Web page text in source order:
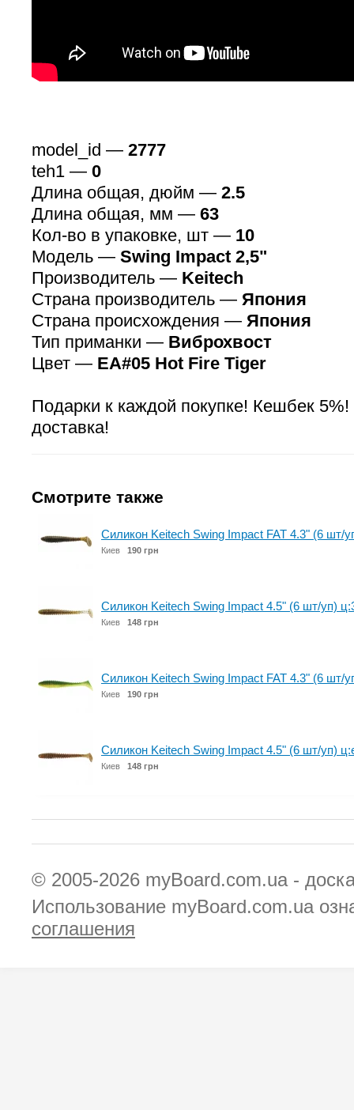
model_id — 2777
teh1 — 0
Длина общая, дюйм — 2.5
Длина общая, мм — 63
Кол-во в упаковке, шт — 10
Модель — Swing Impact 2,5"
Производитель — Keitech
Страна производитель — Япония
Страна происхождения — Япония
Тип приманки — Виброхвост
Цвет — EA#05 Hot Fire Tiger
Подарки к каждой покупке! Кешбек
доставка!
Смотрите также
Силикон Keitech Swing Impact FAT 4.3" (6 шт/
Киев 190 грн
Силикон Keitech Swing Impact 4.5" (6 шт/уп)
Киев 148 грн
Силикон Keitech Swing Impact FAT 4.3" (6 шт/
Киев 190 грн
Силикон Keitech Swing Impact 4.5" (6 шт/уп)
Киев 148 грн
© 2005-2026 myBoard.com.ua -
Использование myBoard.com.ua
соглашения